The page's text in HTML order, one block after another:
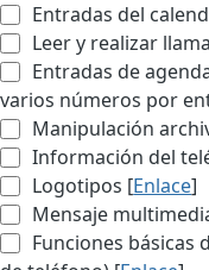
Entradas del
Leer y realizar
Entradas de
varios números por
Manipulación
Información del
Logotipos [Enlace]
Mensaje
Funciones básicas